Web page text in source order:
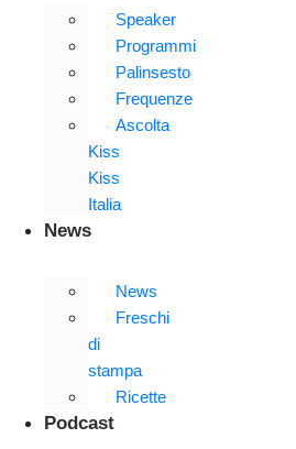
Speaker
Programmi
Palinsesto
Frequenze
Ascolta
Kiss
Kiss
Italia
News
News
Freschi
di
stampa
Ricette
Podcast